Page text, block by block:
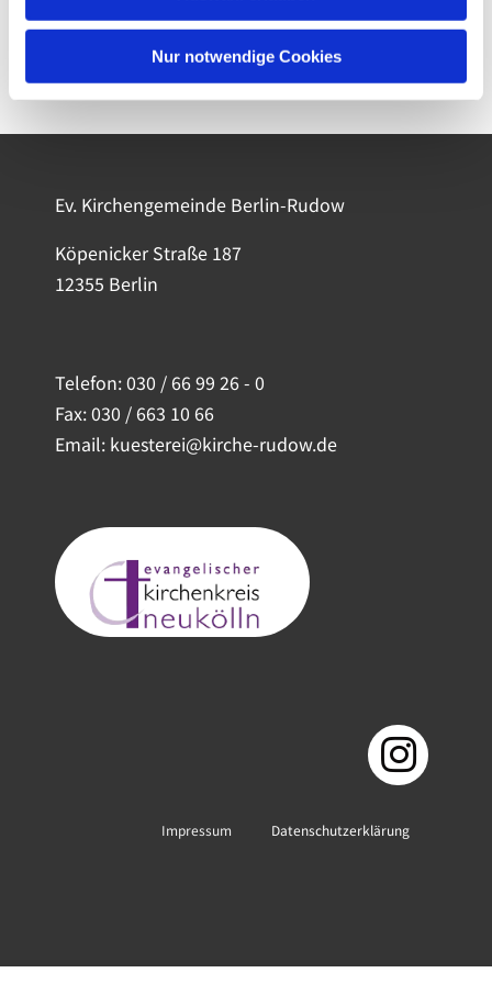
Nur notwendige Cookies
Ev. Kirchengemeinde Berlin-Rudow
Köpenicker Straße 187
12355 Berlin
Telefon:030 / 66 99 26 - 0
Fax: 030 / 663 10 66
Email: kuesterei@kirche-rudow.de
Impressum Datenschutzerklärung